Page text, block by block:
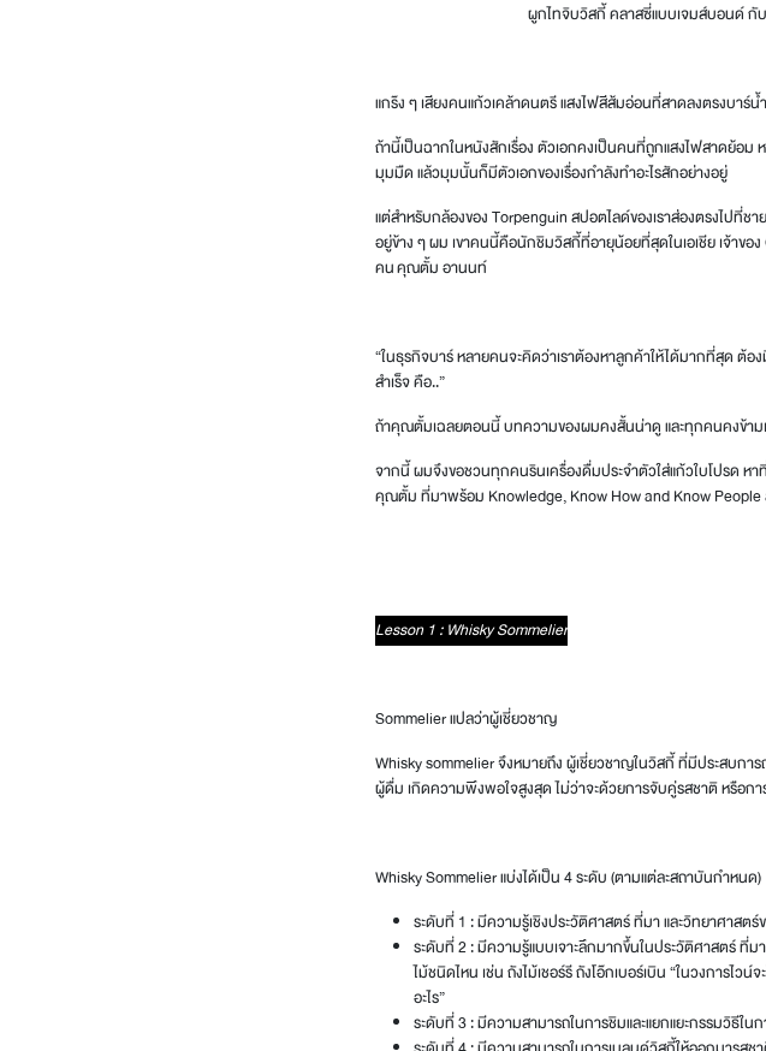
ผูกไทจิบวิสกี้ คลาสซี่แบบเจมส์บอนด์ กั
แกร๊ง ๆ เสียงคนแก้วเคล้าดนตรี แสงไฟสีส้มอ่อนที่สาดลงตรงบาร์
ถ้านี้เป็นฉากในหนังสักเรื่อง ตัวเอกคงเป็นคนที่ถูกแสงไฟสาดย้อ
มุมมืด แล้วมุมนั้นก็มีตัวเอกของเรื่องกำลังทำอะไรสักอย่างอยู่
แต่สำหรับกล้องของ Torpenguin สปอตไลด์ของเราส่องตรงไปที่
อยู่ข้าง ๆ ผม เขาคนนี้คือนักชิมวิสกี้ที่อายุน้อยที่สุดในเอเชีย เจ้าข
คนคุณตั้ม อานนท์
“ในธุรกิจบาร์ หลายคนจะคิดว่าเราต้องหาลูกค้าให้ได้มากที่สุด ต้
สำเร็จ คือ..”
ถ้าคุณตั้มเฉลยตอนนี้ บทความของผมคงสั้นน่าดู และทุกคนคงข้าม
จากนี้ ผมจึงขอชวนทุกคนรินเครื่องดื่มประจำตัวใส่แก้วใบโปรด ห
คุณตั้ม ที่มาพร้อม Knowledge, Know How and Know
Lesson 1 : Whisky Sommelier
Sommelier แปลว่าผู้เชี่ยวชาญ
Whisky sommelier จึงหมายถึง ผู้เชี่ยวชาญในวิสกี้ ที่มีประสบกา
ผู้ดื่ม เกิดความพึงพอใจสูงสุด ไม่ว่าจะด้วยการจับคู่รสชาติ หรือกา
Whisky Sommelier แบ่งได้เป็น 4 ระดับ (ตามแต่ละสถาบันกำหนด)
ระดับที่ 1 :มีความรู้เชิงประวัติศาสตร์ ที่มา และวิทยาศาสตร์
ระดับที่ 2 :มีความรู้แบบเจาะลึกมากขึ้นในประวัติศาสตร์ ที่
ไม้ชนิดไหน เช่น ถังไม้เชอร์รี ถังโอ๊กเบอร์เบิน “ในวงการ
อะไร”
ระดับที่ 3 :มีความสามารถในการชิมและแยกแยะกรรมวิธีใ